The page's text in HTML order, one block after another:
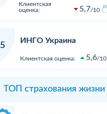
компанії! Не виплачують
Клиентская
оценка:
5,7 10
5
ИНГО Украина
Клиентская оценка: 5,6 10
ТОП страхования жизни